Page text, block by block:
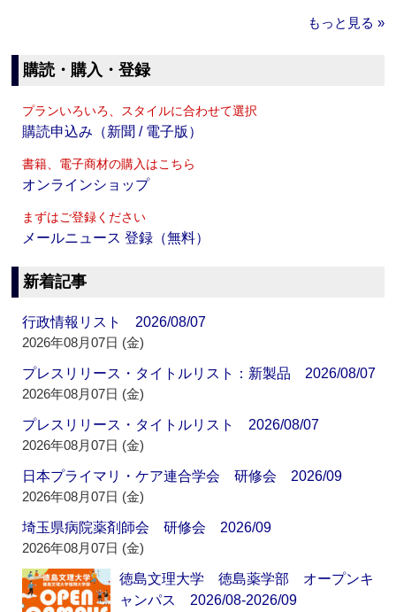
もっと見る »
購読・購入・登録
プランいろいろ、スタイルに合わせて選択
購読申込み（新聞 / 電子版）
書籍、電子商材の購入はこちら
オンラインショップ
まずはご登録ください
メールニュース 登録（無料）
新着記事
行政情報リスト 2026/08/07
2026年08月07日 (金)
プレスリリース・タイトルリスト：新製品 2026/08/07
2026年08月07日 (金)
プレスリリース・タイトルリスト 2026/08/07
2026年08月07日 (金)
日本プライマリ・ケア連合学会 研修会 2026/09
2026年08月07日 (金)
埼玉県病院薬剤師会 研修会 2026/09
2026年08月07日 (金)
徳島文理大学 徳島薬学部 オープンキ
ャンパス 2026/08-2026/09